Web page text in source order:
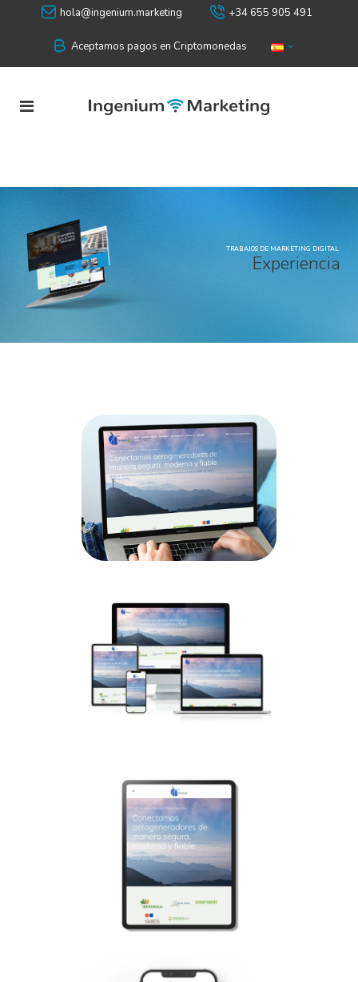
hola@ingenium.marketing +34 655 905 491
Aceptamos pagos en Criptomonedas
TRABAJOS DE MARKETING DIGITAL
Experiencia